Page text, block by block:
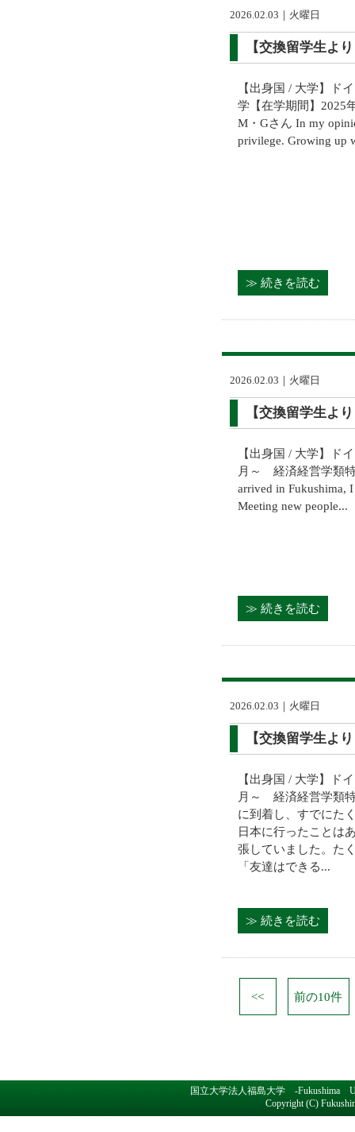
2026.02.03｜火曜日
【交換留学生よ
【出身国 / 大学】ド
学【在学期間】
M・Gさん In my
privilege. Growing up
≫ 続きを読む
2026.02.03｜火曜日
【交換留学生よ
【出身国 / 大学】ド
月～ 経済経営学類
arrived in Fukushima,
Meeting new people...
≫ 続きを読む
2026.02.03｜火曜日
【交換留学生よ
【出身国 / 大学】ド
月～ 経済経営学類
に到着し、すでにた
日本に行ったことは
張していました。た
「友達はできる...
≫ 続きを読む
<< 前の10件
国立大学法人福島大学 -Fukushima
Copyright (C)